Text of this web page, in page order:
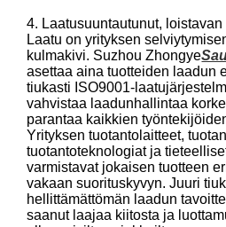
4. Laatusuuntautunut,
Laatu on yrityksen
kulmakivi. Suzhou Zhongye
asettaa aina tuotteiden laadun
tiukasti ISO9001-
vahvistaa laadunhallintaa
parantaa kaikkien
Yrityksen tuotantolaitteet,
tuotantoteknologiat ja
varmistavat jokaisen tuotteen
vakaan suorituskyvyn. Juuri
hellittämättömän laadun
saanut laajaa kiitosta ja